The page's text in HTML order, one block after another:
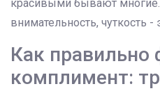
красивыми бывают многие.
внимательность, чуткость -
Как правильно
комплимент: